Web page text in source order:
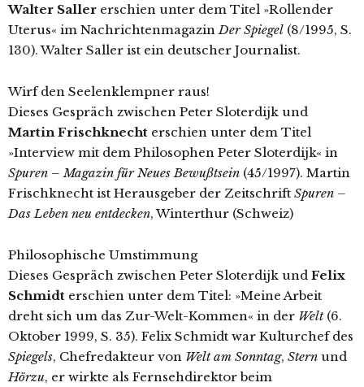
Walter Saller erschien unter dem Titel »Rollender
Uterus« im NachrichtenmagazinDer Spiegel (8/1995, S.
130). Walter Saller ist ein deutscher Journalist.
Wirf den Seelenklempner raus!
Dieses Gespräch zwischen Peter Sloterdijk und
Martin Frischknecht erschien unter dem Titel
»Interview mit dem Philosophen Peter Sloterdijk« in
Spuren – Magazin für Neues Bewußtsein (45/1997). Martin
Frischknecht ist Herausgeber der Zeitschrift Spuren –
Das Leben neu entdecken, Winterthur (Schweiz)
Philosophische Umstimmung
Dieses Gespräch zwischen Peter Sloterdijk und Felix
Schmidt erschien unter dem Titel: »Meine Arbeit
dreht sich um das Zur-Welt-Kommen« in der Welt(6.
Oktober 1999, S. 35). Felix Schmidt war Kulturchef des
Spiegels, Chefredakteur von Welt am Sonntag, Stern und
Hörzu, er wirkte als Fernsehdirektor beim